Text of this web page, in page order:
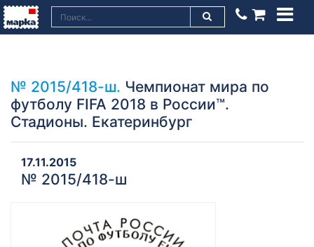
№ 2015/418-ш. Чемпионат мира по
футболу FIFA 2018 в России™.
Стадионы. Екатеринбург
17.11.2015
№ 2015/418-ш